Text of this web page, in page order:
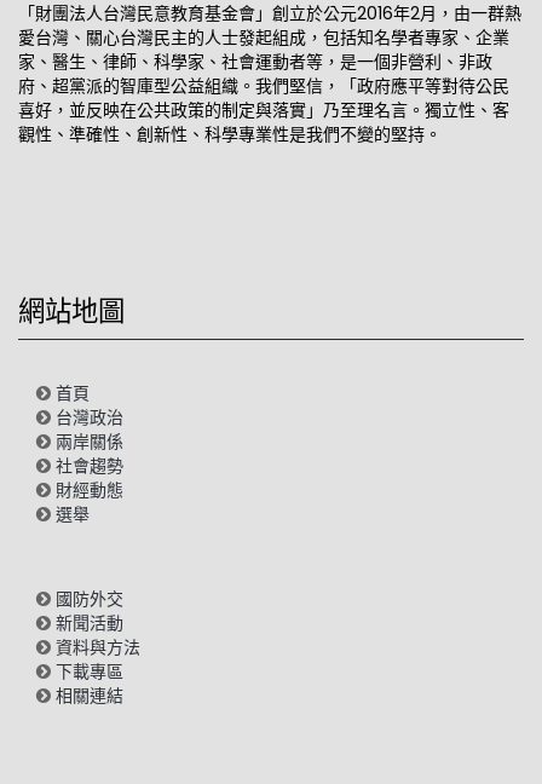
「財團法人台灣民意教育基金會」創立於公元2016年2月，由一群熱
愛台灣、關心台灣民主的人士發起組成，包括知名學者專家、企業
家、醫生、律師、科學家、社會運動者等，是一個非營利、非政
府、超黨派的智庫型公益組織。我們堅信，「政府應平等對待公民
喜好，並反映在公共政策的制定與落實」乃至理名言。獨立性、客
觀性、準確性、創新性、科學專業性是我們不變的堅持。
網站地圖
首頁
台灣政治
兩岸關係
社會趨勢
財經動態
選舉
國防外交
新聞活動
資料與方法
下載專區
相關連結